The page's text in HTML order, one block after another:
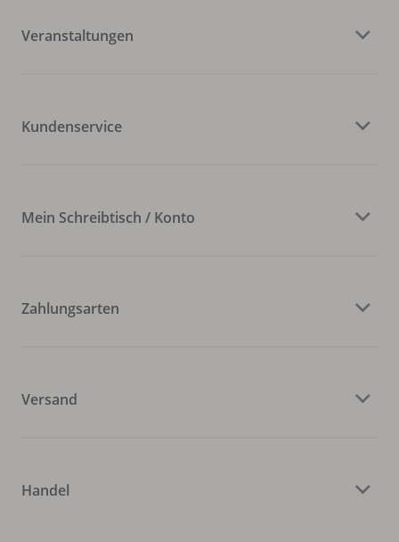
Veranstaltungen
Kundenservice
Mein Schreibtisch / Konto
Zahlungsarten
Versand
Handel